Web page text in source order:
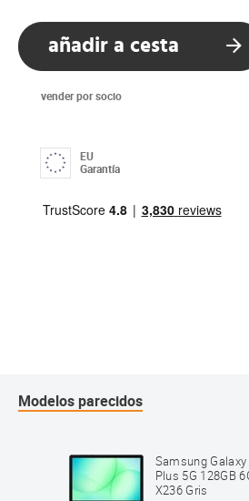
añadir a cesta
vender por socio
EU
Garantía
Modelos parecidos
Samsung Galaxy
Plus 5G 128GB
X236 Gris